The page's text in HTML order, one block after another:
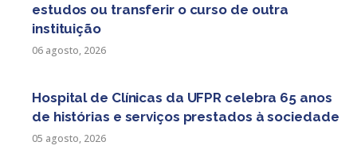
estudos ou transferir o curso de outra
instituição
06 agosto, 2026
Hospital de Clínicas da UFPR celebra 65 anos
de histórias e serviços prestados à sociedade
05 agosto, 2026